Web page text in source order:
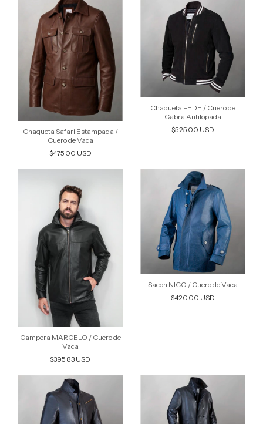
Chaqueta Safari Estampada /
Cuero de Vaca
$475.00 USD
Chaqueta FEDE / Cuero de
Cabra Antilopada
$525.00 USD
Campera MARCELO / Cuero de
Vaca
$395.83 USD
Sacon NICO / Cuero de Vaca
$420.00 USD